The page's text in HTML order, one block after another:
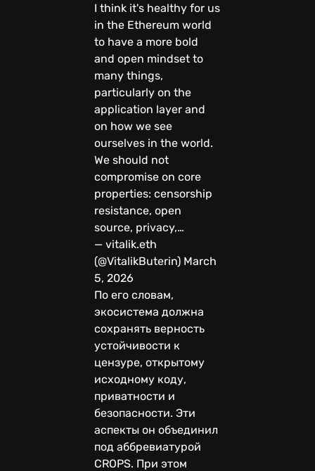
I think it's healthy for us
in the Ethereum world
to have a more bold
and open mindset to
many things,
particularly on the
application layer and
on how we see
ourselves in the world.
We should not
compromise on core
properties: censorship
resistance, open
source, privacy,…
— vitalik.eth
(@VitalikButerin) March
5, 2026
По его словам,
экосистема должна
сохранять верность
устойчивости к
цензуре, открытому
исходному коду,
приватности и
безопасности. Эти
аспекты он объединил
под аббревиатурой
CROPS. При этом